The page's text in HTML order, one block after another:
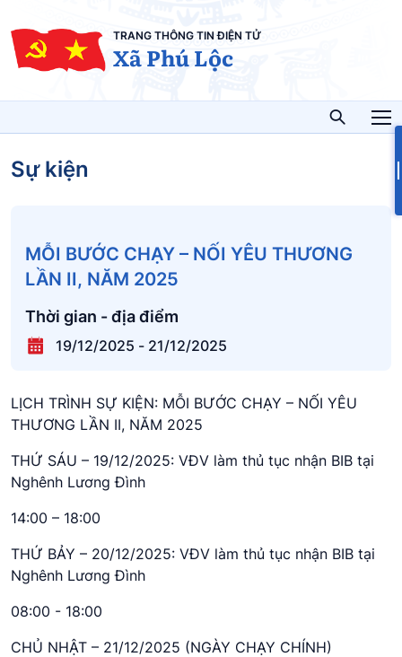
TRANG THÔNG TIN ĐIỆN TỬ
Xã Phú Lộc
Sự kiện
MỖI BƯỚC CHẠY – NỐI YÊU THƯƠNG
LẦN II, NĂM 2025
Thời gian - địa điểm
19/12/2025 - 21/12/2025
LỊCH TRÌNH SỰ KIỆN: MỖI BƯỚC CHẠY – NỐI YÊU
THƯƠNG LẦN II, NĂM 2025
THỨ SÁU – 19/12/2025: VĐV làm thủ tục nhận BIB tại
Nghênh Lương Đình
14:00 – 18:00
THỨ BẢY – 20/12/2025: VĐV làm thủ tục nhận BIB tại
Nghênh Lương Đình
08:00 - 18:00
CHỦ NHẬT – 21/12/2025 (NGÀY CHẠY CHÍNH)